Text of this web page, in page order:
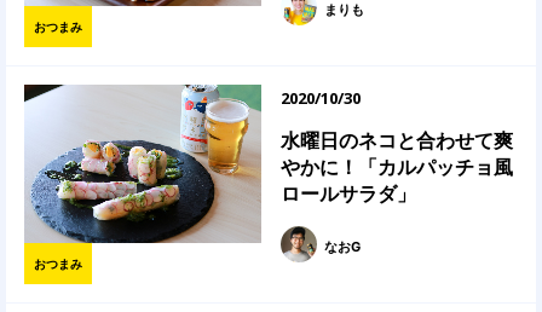
おつまみ
まりも
おつまみ
2020/10/30
水曜日のネコと合わせて爽
やかに！「カルパッチョ風
ロールサラダ」
なおG